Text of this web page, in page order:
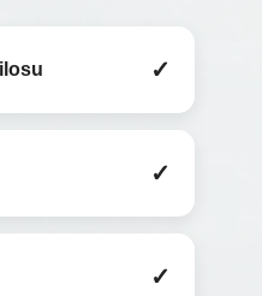
✓
✓
✓